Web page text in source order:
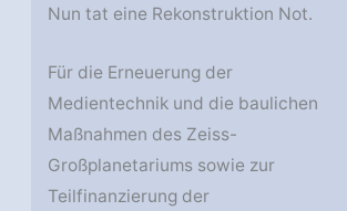
Nun tat eine Rekonstruktion Not.
Für die Erneuerung der
Medientechnik und die baulichen
Maßnahmen des Zeiss-
Großplanetariums sowie zur
Teilfinanzierung der